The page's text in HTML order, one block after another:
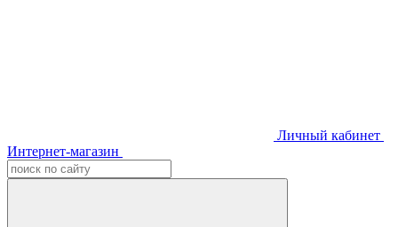
Личный кабинет
Интернет-магазин